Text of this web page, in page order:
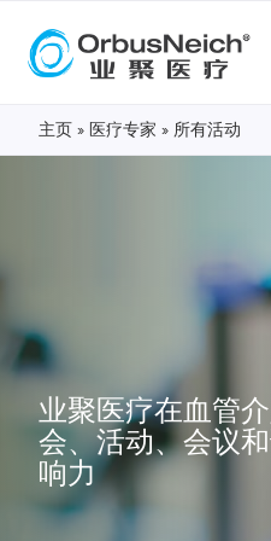
主页 » 医疗专家 » 所有活动
业聚医疗在血管
会、活动、会议
响力